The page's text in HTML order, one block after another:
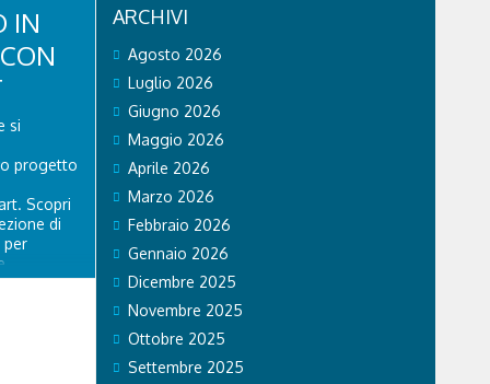
festività
nei
un
Boite.
IN
si
progetto
Scopri
di
per
sulla
..
ARCHIVI
Agosto 2026
Luglio 2026
Giugno 2026
Maggio 2026
Aprile 2026
Marzo 2026
Febbraio 2026
Gennaio 2026
Dicembre 2025
Novembre 2025
Ottobre 2025
Settembre 2025